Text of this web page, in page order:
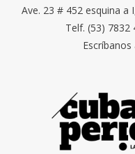
Ave. 23 # 452 esquina a
Telf. (53) 7832
Escríbanos